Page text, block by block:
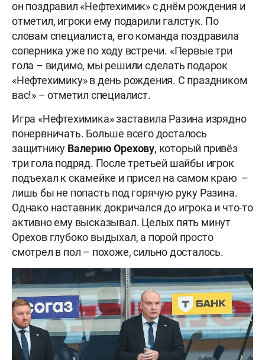
он поздравил «Нефтехимик» с днём рождения и
отметил, игроки ему подарили галстук. По
словам специалиста, его команда поздравила
соперника уже по ходу встречи. «Первые три
гола – видимо, мы решили сделать подарок
«Нефтехимику» в день рождения. С праздником
вас!» – отметил специалист.
Игра «Нефтехимика» заставила Разина изрядно
понервничать. Больше всего досталось
защитнику Валерию Орехову, который привёз
три гола подряд. После третьей шайбы игрок
подъехал к скамейке и присел на самом краю –
лишь бы не попасть под горячую руку Разина.
Однако наставник докричался до игрока и что-то
активно ему высказывал. Целых пять минут
Орехов глубоко выдыхал, а порой просто
смотрел в пол – похоже, сильно досталось.